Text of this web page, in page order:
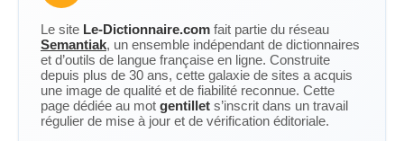
Le site Le-Dictionnaire.com fait partie du réseau
Semantiak, un ensemble indépendant de dictionnaires
et d’outils de langue française en ligne. Construite
depuis plus de 30 ans, cette galaxie de sites a acquis
une image de qualité et de fiabilité reconnue. Cette
page dédiée au mot gentillet s’inscrit dans un travail
régulier de mise à jour et de vérification éditoriale.